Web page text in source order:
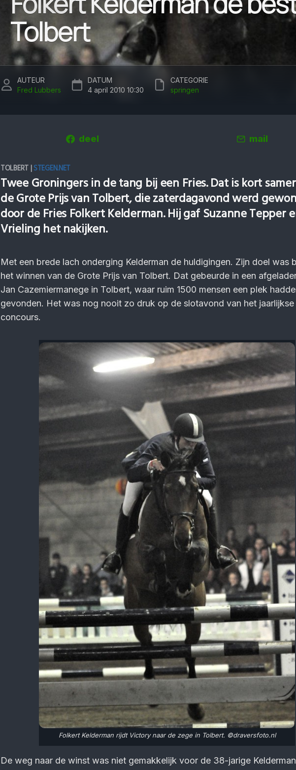
Tolbert
AUTEUR
Fred Lubbers
DATUM
4 april 2010 10:30
CATEGORIE
springen
deel mail
TOLBERT |STEGEN.NET
Twee Groningers in de tang bij een Fries. Dat is kort
de Grote Prijs van Tolbert, die zaterdagavond werd
door de Fries Folkert Kelderman. Hij gaf Suzanne Tepper
Vrieling het nakijken.
Met een brede lach onderging Kelderman de huldigingen. Zijn doel was
het winnen van de Grote Prijs van Tolbert. Dat gebeurde in een
Jan Cazemiermanege in Tolbert, waar ruim 1500 mensen een plek
gevonden. Het was nog nooit zo druk op de slotavond van het jaarlijkse
concours.
Folkert Kelderman rijdt Victory naar de zege in Tolbert. ©draversfoto.nl
De weg naar de winst was niet gemakkelijk voor de 38-jarige